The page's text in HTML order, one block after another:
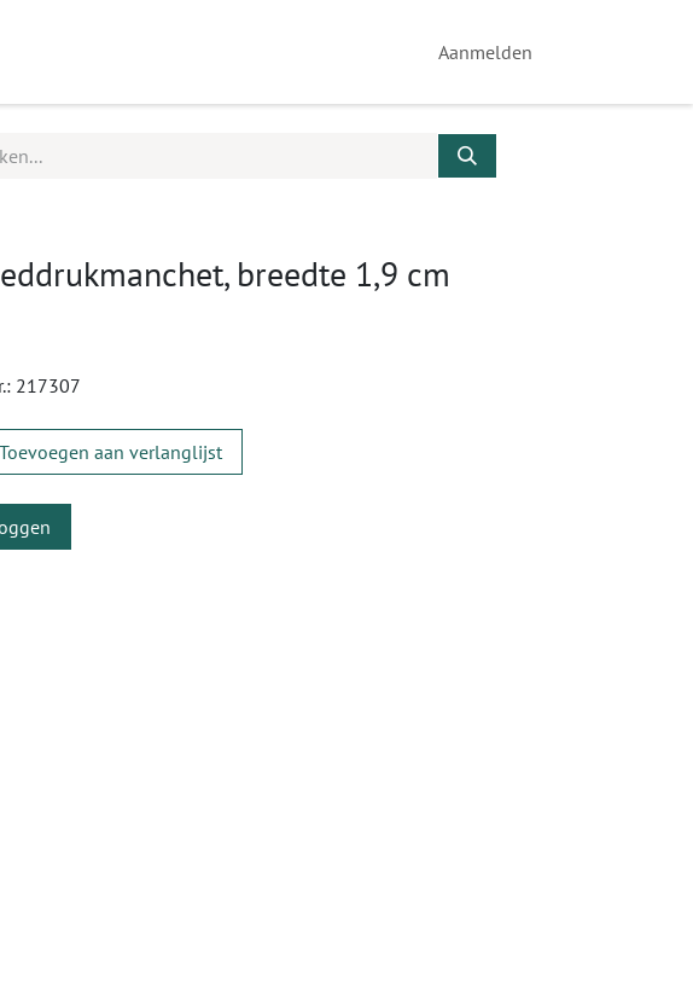
Aanmelden
breedte 1,9 cm
217307
Toevoegen aan verlanglijst